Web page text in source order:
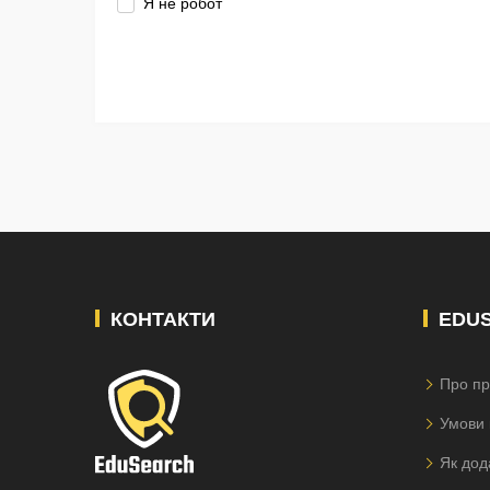
Я не робот
КОНТАКТИ
Про
Умови
Як